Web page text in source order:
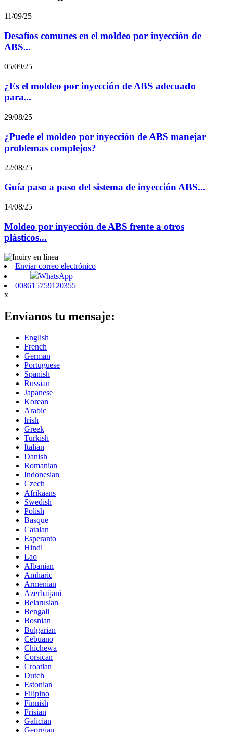
11/09/25
Desafíos comunes en el moldeo por inyección de
ABS...
05/09/25
¿Es el moldeo por inyección de ABS adecuado
para...
29/08/25
¿Puede el moldeo por inyección de ABS manejar
problemas complejos?
22/08/25
Guía paso a paso del sistema de inyección ABS...
14/08/25
Moldeo por inyección de ABS frente a otros
plásticos...
Enviar correo electrónico
WhatsApp
008615759120355
x
Envíanos tu mensaje:
English
French
German
Portuguese
Spanish
Russian
Japanese
Korean
Arabic
Irish
Greek
Turkish
Italian
Danish
Romanian
Indonesian
Czech
Afrikaans
Swedish
Polish
Basque
Catalan
Esperanto
Hindi
Lao
Albanian
Amharic
Armenian
Azerbaijani
Belarusian
Bengali
Bosnian
Bulgarian
Cebuano
Chichewa
Corsican
Croatian
Dutch
Estonian
Filipino
Finnish
Frisian
Galician